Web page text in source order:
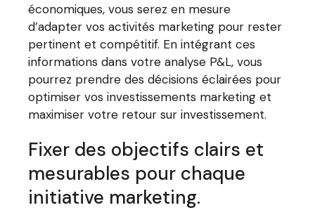
économiques, vous serez en mesure
d’adapter vos activités marketing pour rester
pertinent et compétitif. En intégrant ces
informations dans votre analyse P&L, vous
pourrez prendre des décisions éclairées pour
optimiser vos investissements marketing et
maximiser votre retour sur investissement.
Fixer des objectifs clairs et
mesurables pour chaque
initiative marketing.